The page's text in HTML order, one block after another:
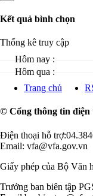
Kết quả bình chọn
Thống kê truy cập
Hôm nay :
Hôm qua :
Trang chủ
© Cổng thông tin
Điện thoại hỗ
Email: vfa@vfa.gov.vn
Giấy phép của Bộ Văn
Trưởng ban biên tập